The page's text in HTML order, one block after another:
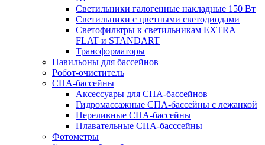
Светильники галогенные накладные 150 Вт
Светильники с цветными светодиодами
Светофильтры к светильникам EXTRA
FLAT и STANDART
Трансформаторы
Павильоны для бассейнов
Робот-очиститель
СПА-бассейны
Аксессуары для СПА-бассейнов
Гидромассажные СПА-бассейны с лежанкой
Переливные СПА-бассейны
Плавательные СПА-басссейны
Фотометры